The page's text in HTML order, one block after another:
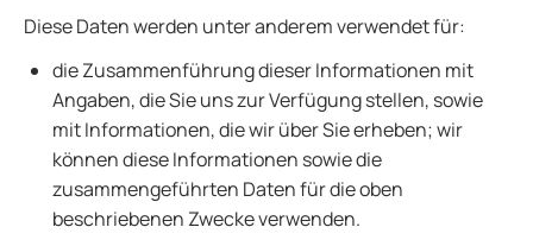
Diese Daten werden unter anderem verwendet für:
die Zusammenführung dieser Informationen mit
Angaben, die Sie uns zur Verfügung stellen, sowie
mit Informationen, die wir über Sie erheben; wir
können diese Informationen sowie die
zusammengeführten Daten für die oben
beschriebenen Zwecke verwenden.